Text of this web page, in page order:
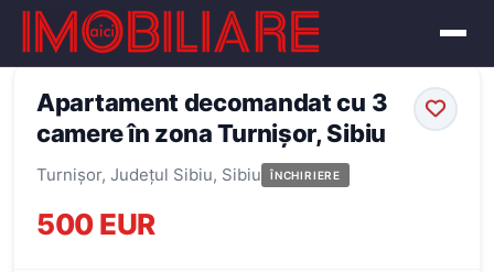
← Înapoi la oferte
Apartament decomandat cu 3
camere în zona Turnișor, Sibiu
Turnișor, Județul Sibiu, Sibiu ÎNCHIRIERE
500 EUR